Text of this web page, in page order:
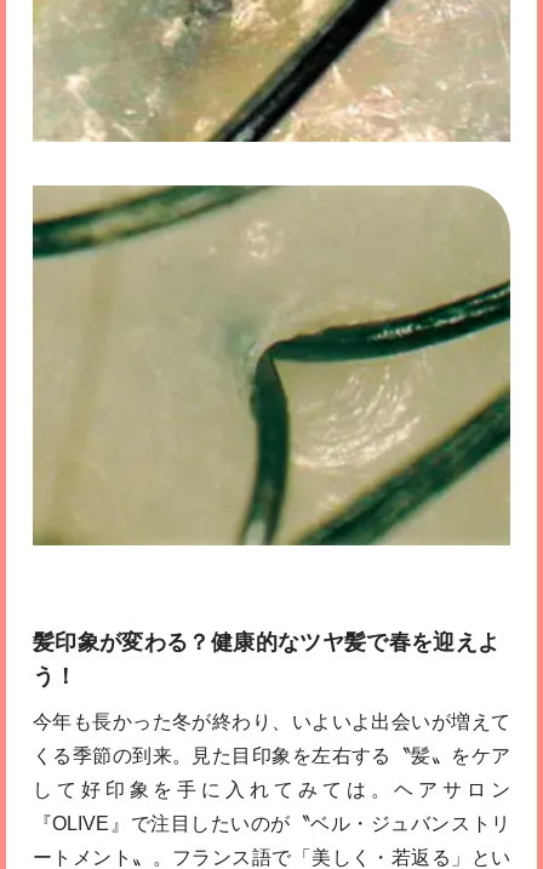
髪印象が変わる？健康的なツヤ髪で春を迎えよ
う！
今年も長かった冬が終わり、いよいよ出会いが増えて
くる季節の到来。見た目印象を左右する〝髪〟をケア
して好印象を手に入れてみては。ヘアサロン
『OLIVE』で注目したいのが〝ベル・ジュバンストリ
ートメント〟。フランス語で「美しく・若返る」とい